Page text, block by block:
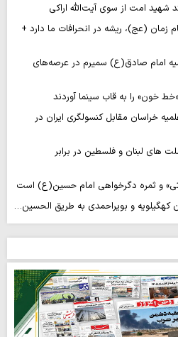
شهید امت از سوی آیت‌الله اراکی
(عج)، ریشه در انحرافات ما دارد +
امام صادق(ع) سمیرم در عرصه‌های
خون» را به قاب سینما آوردند
خراسان مقابل کنسولگری ایران در
های لبنان و فلسطین در برابر
و ثمره دگرخواهی امام حسین(ع) است